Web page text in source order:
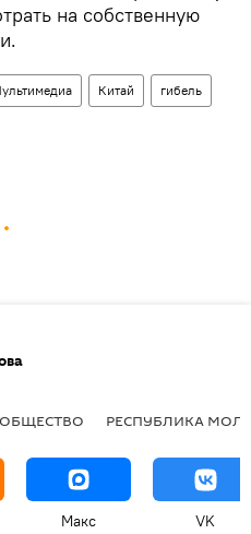
на собственную
Китай гибель
ОБЩЕСТВО РЕСПУБЛИКА
Макс VK